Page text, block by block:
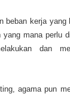
beban kerja yang
mana perlu
dan
agama pun